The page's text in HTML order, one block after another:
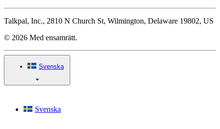
Talkpal, Inc., 2810 N Church St, Wilmington, Delaware 19802, US
© 2026 Med ensamrätt.
Svenska
Svenska